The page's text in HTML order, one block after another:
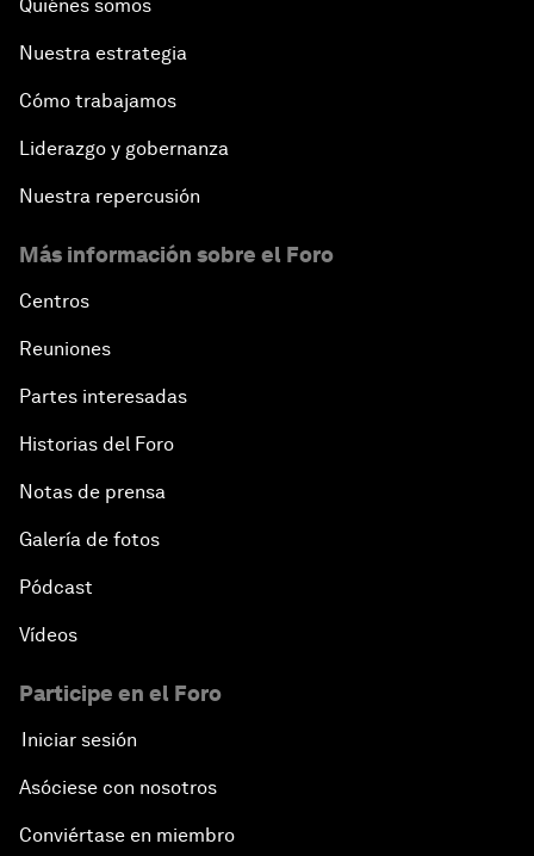
Quiénes somos
Nuestra estrategia
Cómo trabajamos
Liderazgo y gobernanza
Nuestra repercusión
Más información sobre el Foro
Centros
Reuniones
Partes interesadas
Historias del Foro
Notas de prensa
Galería de fotos
Pódcast
Vídeos
Participe en el Foro
Iniciar sesión
Asóciese con nosotros
Conviértase en miembro